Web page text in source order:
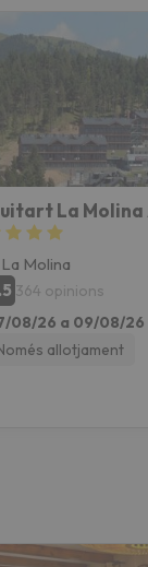
La Molina
364 opinions
08/26 a 09/08/26
allotjament